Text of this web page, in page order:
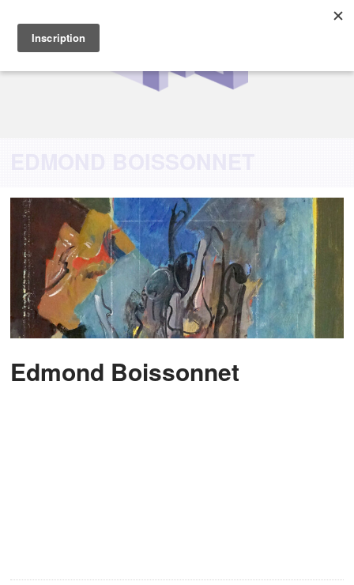
EDMOND BOISSONNET
Edmond Boissonnet